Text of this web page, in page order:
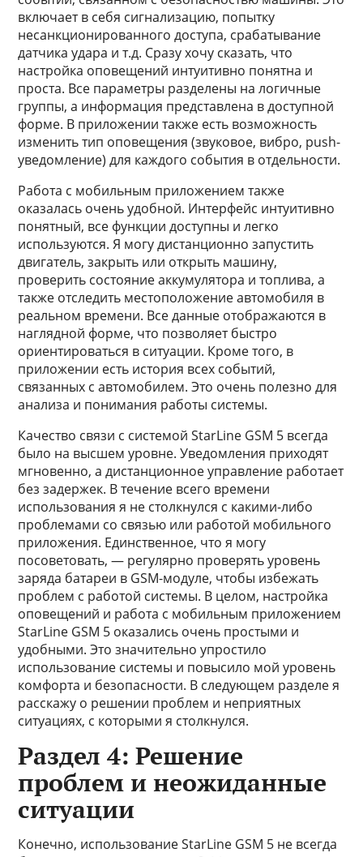
включает в себя сигнализацию, попытку
несанкционированного доступа, срабатывание
датчика удара и т.д. Сразу хочу сказать, что
настройка оповещений интуитивно понятна и
проста. Все параметры разделены на логичные
группы, а информация представлена в доступной
форме. В приложении также есть возможность
изменить тип оповещения (звуковое, вибро, push-
уведомление) для каждого события в отдельности.
Работа с мобильным приложением также
оказалась очень удобной. Интерфейс интуитивно
понятный, все функции доступны и легко
используются. Я могу дистанционно запустить
двигатель, закрыть или открыть машину,
проверить состояние аккумулятора и топлива, а
также отследить местоположение автомобиля в
реальном времени. Все данные отображаются в
наглядной форме, что позволяет быстро
ориентироваться в ситуации. Кроме того, в
приложении есть история всех событий,
связанных с автомобилем. Это очень полезно для
анализа и понимания работы системы.
Качество связи с системой StarLine GSM 5 всегда
было на высшем уровне. Уведомления приходят
мгновенно, а дистанционное управление работает
без задержек. В течение всего времени
использования я не столкнулся с какими-либо
проблемами со связью или работой мобильного
приложения. Единственное, что я могу
посоветовать, — регулярно проверять уровень
заряда батареи в GSM-модуле, чтобы избежать
проблем с работой системы. В целом, настройка
оповещений и работа с мобильным приложением
StarLine GSM 5 оказались очень простыми и
удобными. Это значительно упростило
использование системы и повысило мой уровень
комфорта и безопасности. В следующем разделе я
расскажу о решении проблем и неприятных
ситуациях, с которыми я столкнулся.
Раздел 4: Решение
проблем и неожиданные
ситуации
Конечно, использование StarLine GSM 5 не всегда